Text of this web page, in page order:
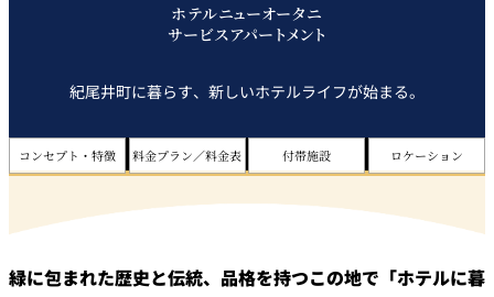
ホテルニューオータニ
サービスアパートメント
紀尾井町に暮らす、新しいホテルライフが始まる。
コンセプト・特徴 料金プラン／料金表 付帯施設 ロケーション
緑に包まれた歴史と伝統、品格を持つこの地で「ホテルに暮